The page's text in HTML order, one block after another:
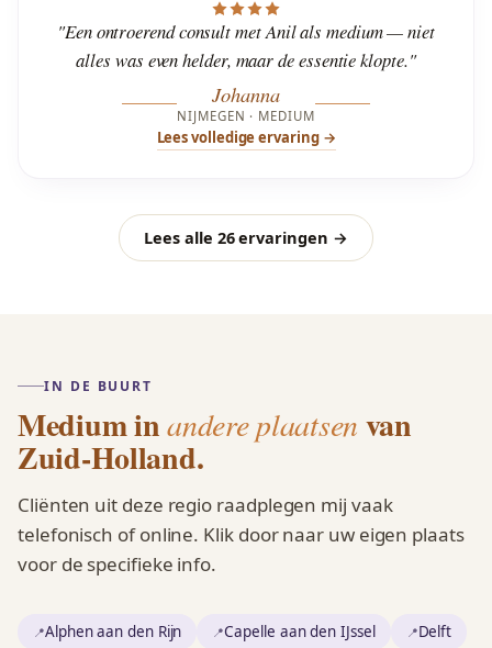
"Een ontroerend consult met Anil als medium — niet
alles was even helder, maar de essentie klopte."
Johanna
NIJMEGEN · MEDIUM
Lees volledige ervaring →
Lees alle 26 ervaringen →
IN DE BUURT
Medium inandere plaatsen van
Zuid-Holland.
Cliënten uit deze regio raadplegen mij vaak
telefonisch of online. Klik door naar uw eigen plaats
voor de specifieke info.
Alphen aan den Rijn Capelle aan den IJssel
Delft